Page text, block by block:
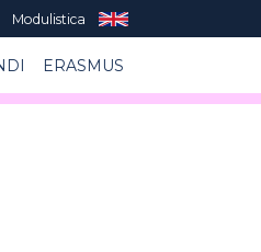
Modulistica
ERASMUS